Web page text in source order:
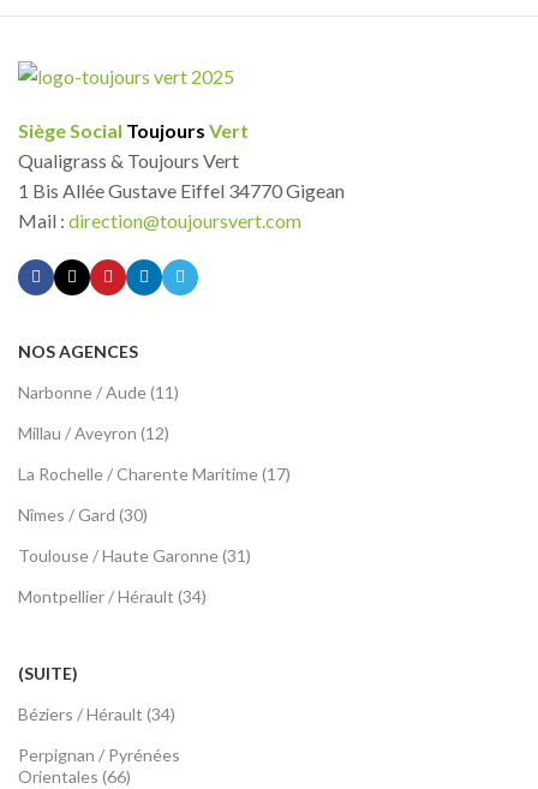
Siège Social Toujours Vert
Qualigrass & Toujours Vert
1 Bis Allée Gustave Eiffel 34770 Gigean
Mail : direction@toujoursvert.com
NOS AGENCES
Narbonne / Aude (11)
Millau / Aveyron (12)
La Rochelle / Charente Maritime (17)
Nîmes / Gard (30)
Toulouse / Haute Garonne (31)
Montpellier / Hérault (34)
(SUITE)
Béziers / Hérault (34)
Perpignan / Pyrénées
Orientales (66)